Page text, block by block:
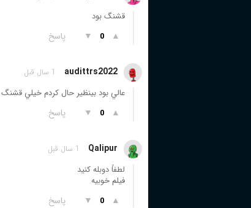
قشنگ بود
▲
0
▼ پاسخ
audittrs2022 1 سال قبل
عالي بود بينظير حال كردم خيلي
▲
0
▼ پاسخ
Qalipur 1 سال قبل
لطفاً دوبله کنید
فیلم خوبیه
▲
0
▼ پاسخ